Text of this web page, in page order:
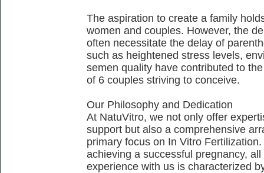
The aspiration to create a family
women and couples. However, the
often necessitate the delay of
such as heightened stress levels,
semen quality have contributed to
of 6 couples striving to conceive.
Our Philosophy and Dedication
At NatuVitro, we not only offer
support but also a comprehensive
primary focus on In Vitro
achieving a successful pregnancy,
experience with us is characterized